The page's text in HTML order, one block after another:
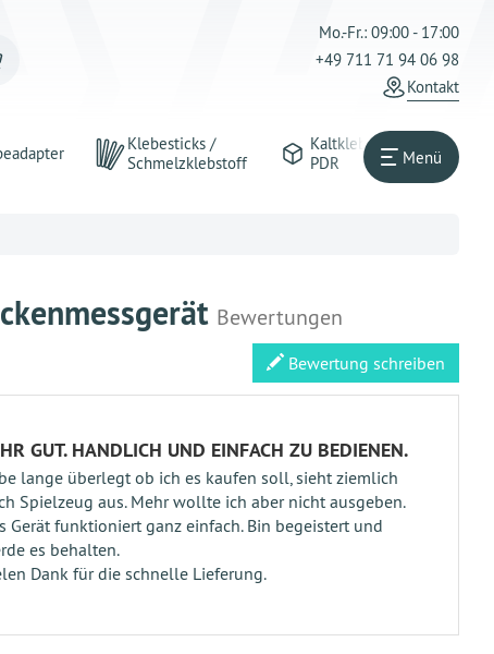
Mo.-Fr.: 09:00 - 17:00
+49 711 71 94 06 98
Kontakt
Klebesticks /
Schmelzklebstoff
Kaltkleber
PDR
Menü
Bewertungen
Bewertung schreiben
GUT. HANDLICH UND EINFACH ZU BEDIENEN.
lange überlegt ob ich es kaufen soll, sieht ziemlich
Spielzeug aus. Mehr wollte ich aber nicht ausgeben.
Gerät funktioniert ganz einfach. Bin begeistert und
es behalten.
Dank für die schnelle Lieferung.